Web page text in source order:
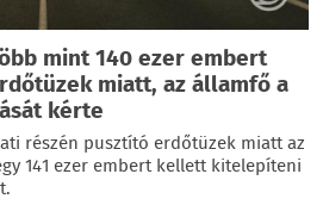
mint 140 ezer embert
miatt, az államfő a
kérte
részén pusztító erdőtüzek miatt az
141 ezer embert kellett kitelepíteni